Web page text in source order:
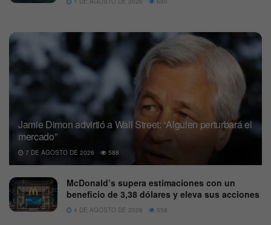
Jamie Dimon advirtió a Wall Street: “Alguien perturbará el
mercado”
7 DE AGOSTO DE 2026 588
McDonald’s supera estimaciones con un
beneficio de 3,38 dólares y eleva sus acciones
4 DE AGOSTO DE 2026 558